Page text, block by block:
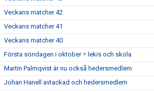
Veckans matcher 42
Veckans matcher 41
Veckans matcher 40
Första söndagen i oktober = lekis och skola
Martin Palmqvist är nu också hedersmedlem
Johan Hanell avtackad och hedersmedlem